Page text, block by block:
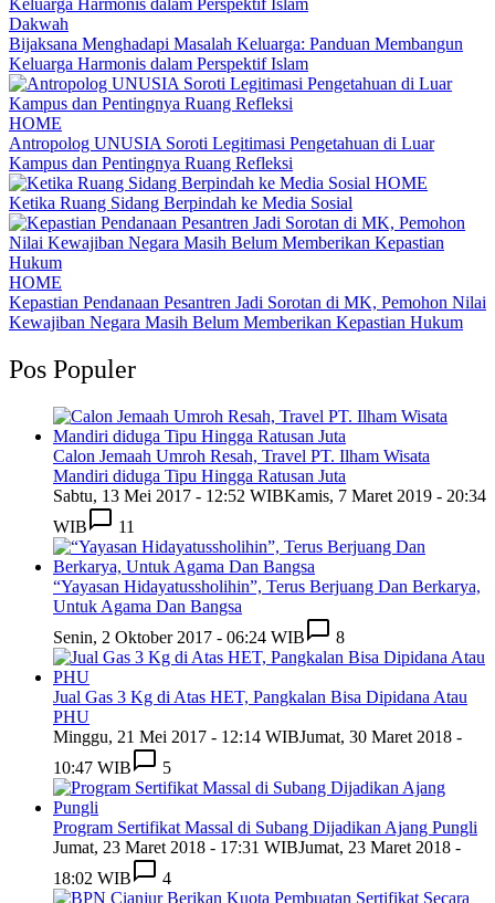
Dakwah
Bijaksana Menghadapi Masalah Keluarga: Panduan Membangun
Keluarga Harmonis dalam Perspektif Islam
HOME
Antropolog UNUSIA Soroti Legitimasi Pengetahuan di Luar
Kampus dan Pentingnya Ruang Refleksi
HOME
Ketika Ruang Sidang Berpindah ke Media Sosial
HOME
Kepastian Pendanaan Pesantren Jadi Sorotan di MK, Pemohon Nilai
Kewajiban Negara Masih Belum Memberikan Kepastian Hukum
Pos Populer
Calon Jemaah Umroh Resah, Travel PT. Ilham Wisata
Mandiri diduga Tipu Hingga Ratusan Juta
Sabtu, 13 Mei 2017 - 12:52 WIBKamis, 7 Maret 2019 - 20:34
WIB
11
“Yayasan Hidayatussholihin”, Terus Berjuang Dan Berkarya,
Untuk Agama Dan Bangsa
Senin, 2 Oktober 2017 - 06:24 WIB
8
Jual Gas 3 Kg di Atas HET, Pangkalan Bisa Dipidana Atau
PHU
Minggu, 21 Mei 2017 - 12:14 WIBJumat, 30 Maret 2018 -
10:47 WIB
5
Program Sertifikat Massal di Subang Dijadikan Ajang Pungli
Jumat, 23 Maret 2018 - 17:31 WIBJumat, 23 Maret 2018 -
18:02 WIB
4